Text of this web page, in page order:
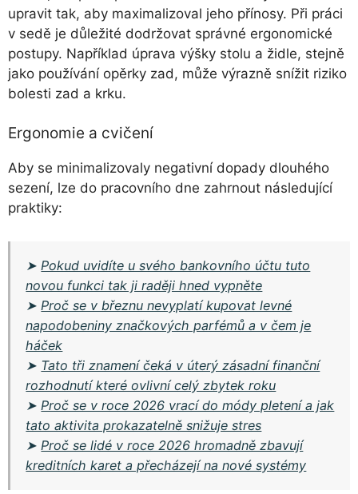
upravit tak, aby maximalizoval jeho přínosy. Při práci
v sedě je důležité dodržovat správné ergonomické
postupy. Například úprava výšky stolu a židle, stejně
jako používání opěrky zad, může výrazně snížit riziko
bolesti zad a krku.
Ergonomie a cvičení
Aby se minimalizovaly negativní dopady dlouhého
sezení, lze do pracovního dne zahrnout následující
praktiky:
➤ Pokud uvidíte u svého bankovního účtu tuto
novou funkci tak ji raději hned vypněte
➤ Proč se v březnu nevyplatí kupovat levné
napodobeniny značkových parfémů a v čem je
háček
➤ Tato tři znamení čeká v úterý zásadní finanční
rozhodnutí které ovlivní celý zbytek roku
➤ Proč se v roce 2026 vrací do módy pletení a jak
tato aktivita prokazatelně snižuje stres
➤ Proč se lidé v roce 2026 hromadně zbavují
kreditních karet a přecházejí na nové systémy